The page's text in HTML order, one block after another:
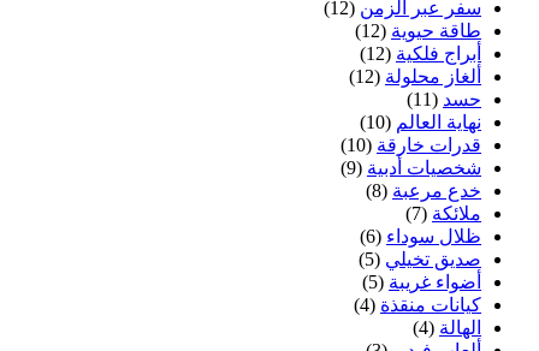
سفر عبر الزمن (12)
طاقة حيوية (12)
أبراج فلكية (12)
ألغاز محلولة (12)
حسد (11)
نهاية العالم (10)
قدرات خارقة (10)
شخصيات أدبية (9)
خدع مرعبة (8)
ملائكة (7)
ظلال سوداء (6)
صديق تخيلي (5)
أضواء غريبة (5)
كيانات منقذة (4)
الهالة (4)